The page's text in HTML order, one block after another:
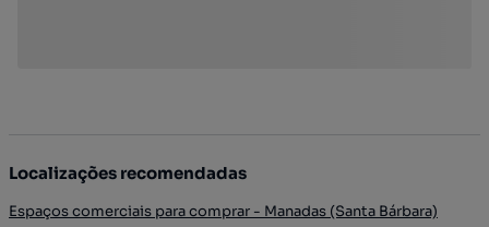
Localizações recomendadas
Espaços comerciais para comprar - Manadas (Santa Bárbara)